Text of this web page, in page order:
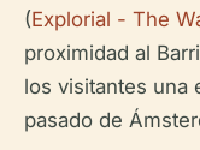
(Explorial - The
proximidad al
los visitantes una
pasado de